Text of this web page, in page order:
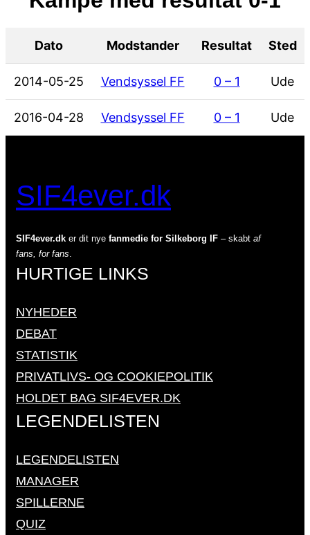
Dato Modstander Resultat Sted
2014-05-25 Vendsyssel FF 0 – 1 Ude
2016-04-28 Vendsyssel FF 0 – 1 Ude
SIF4ever.dk
SIF4ever.dk er dit nye fanmedie for Silkeborg IF – skabt af
fans, for fans.
HURTIGE LINKS
NYHEDER
DEBAT
STATISTIK
PRIVATLIVS- OG COOKIEPOLITIK
HOLDET BAG SIF4EVER.DK
LEGENDELISTEN
LEGENDELISTEN
MANAGER
SPILLERNE
QUIZ